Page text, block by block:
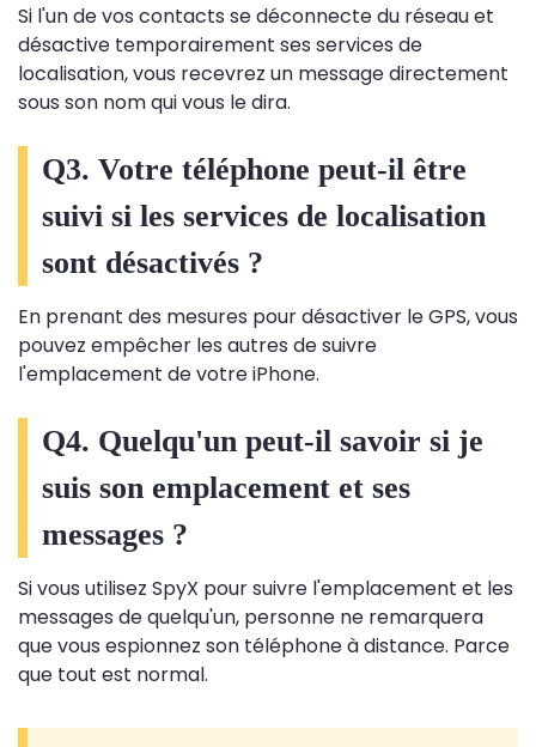
Si l'un de vos contacts se déconnecte du réseau et
désactive temporairement ses services de
localisation, vous recevrez un message directement
sous son nom qui vous le dira.
Q3. Votre téléphone peut-il être
suivi si les services de localisation
sont désactivés ?
En prenant des mesures pour désactiver le GPS, vous
pouvez empêcher les autres de suivre
l'emplacement de votre iPhone.
Q4. Quelqu'un peut-il savoir si je
suis son emplacement et ses
messages ?
Si vous utilisez SpyX pour suivre l'emplacement et les
messages de quelqu'un, personne ne remarquera
que vous espionnez son téléphone à distance. Parce
que tout est normal.